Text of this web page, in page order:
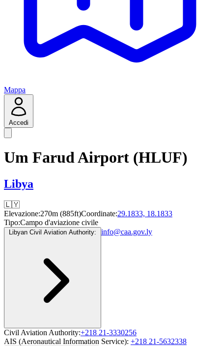
Mappa
Accedi
Um Farud Airport (HLUF)
Libya
🇱🇾
Elevazione:270m (885ft)Coordinate:29.1833, 18.1833
Tipo:Campo d'aviazione civile
Libyan Civil Aviation Authority: info@caa.gov.ly
Civil Aviation Authority:+218 21-3330256
AIS (Aeronautical Information Service): +218 21-5632338